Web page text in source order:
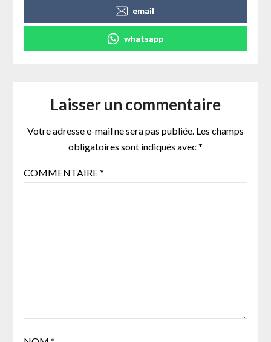
email
whatsapp
Laisser un commentaire
Votre adresse e-mail ne sera pas publiée. Les champs
obligatoires sont indiqués avec *
COMMENTAIRE*